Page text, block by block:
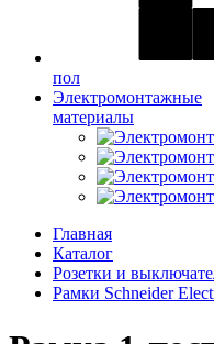
пол
Электромонтажные
материалы
Главная
Каталог
Розетки и
Рамки Schneider